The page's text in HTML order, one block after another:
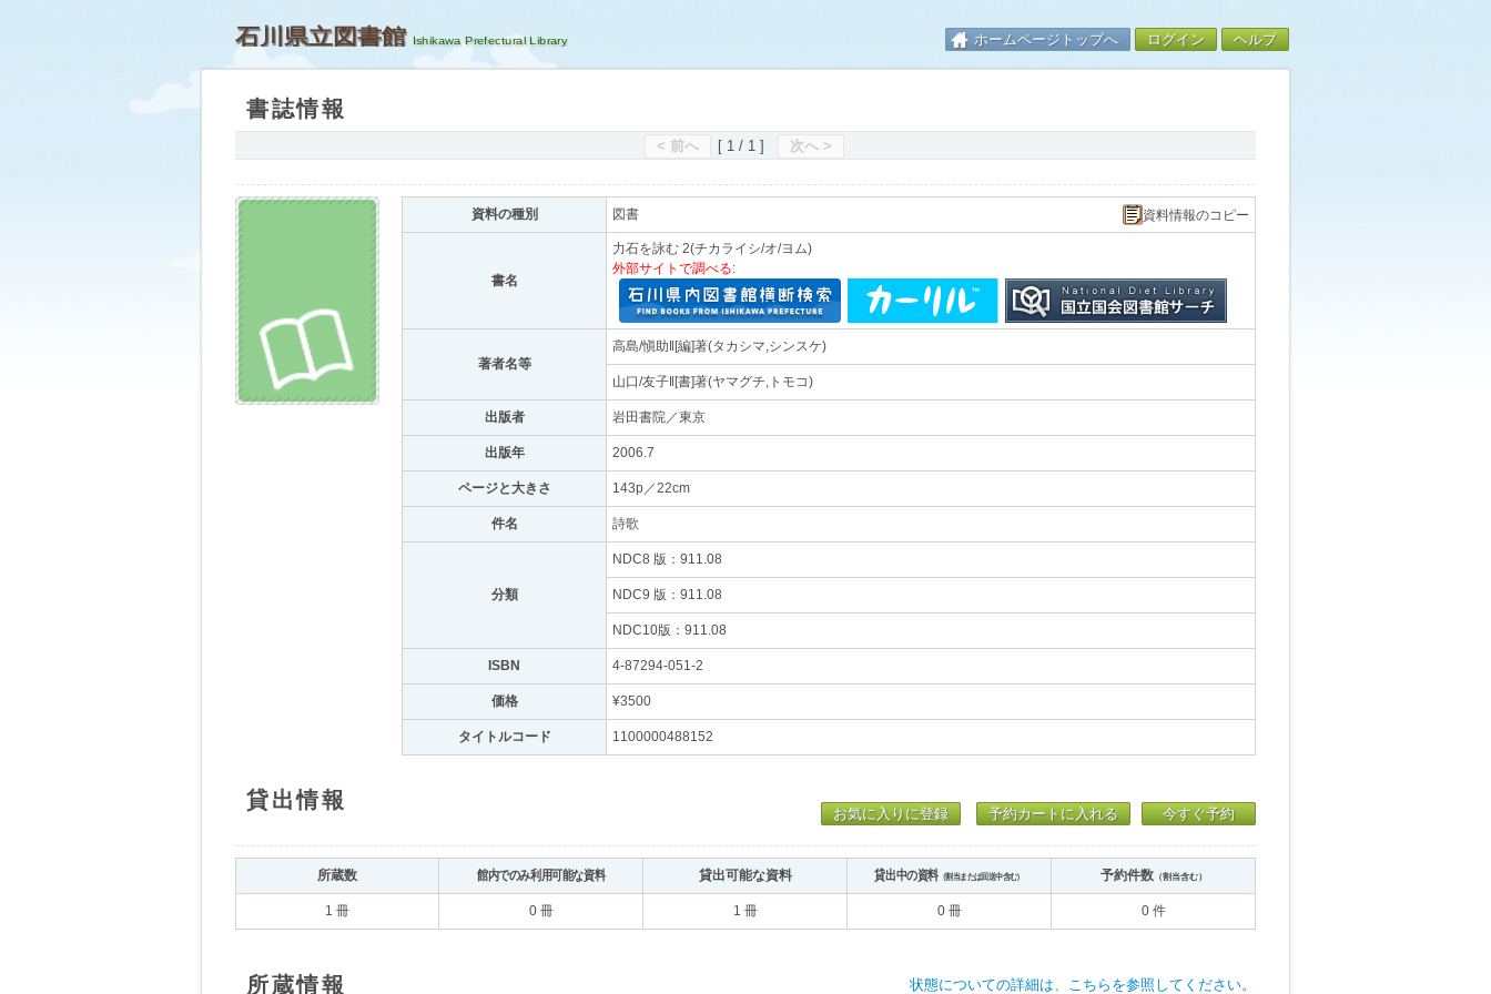
石川県立図書館 ホームページトップへ ログイン ヘルプ
書誌情報
< 前へ [ 1 / 1 ] 次へ >
資料の種別 図書 資料情報のコピー
書名
力石を詠む 2(チカライシ/オ/ヨム)
外部サイトで調べる:
著者名等
高島/愼助‖[編]著(タカシマ,シンスケ)
山口/友子‖[書]著(ヤマグチ,トモコ)
出版者 岩田書院／東京
出版年 2006.7
ページと大きさ 143p／22cm
件名 詩歌
分類
NDC8 版：911.08
NDC9 版：911.08
NDC10版：911.08
ISBN 4-87294-051-2
価格 ¥3500
タイトルコード 1100000488152
貸出情報
お気に入りに登録 予約カートに入れる 今すぐ予約
所蔵数 館内でのみ利用可能な資料 貸出可能な資料 貸出中の資料（割当または回送中含む） 予約件数（割当含む）
1 冊 0 冊 1 冊 0 冊 0 件
所蔵情報 状態についての詳細は、こちらを参照してください。